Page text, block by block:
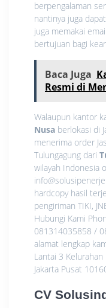
berpengalaman
nantinya juga
juga memakai
bertujuan bagi
Baca Juga
Resmi di
Walaupun kantor
Nusa berlokasi di
menerima order
Tulungagung dari
wilayah Indonesia
hardcopy hasil
pengiriman TIKI,
Hubungi Kami
081314035858 /
alamat lengkap
Lantai 3
Jakarta Pusat
CV